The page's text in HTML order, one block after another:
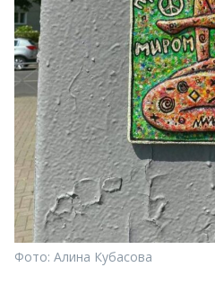
Фото: Алина Кубасова